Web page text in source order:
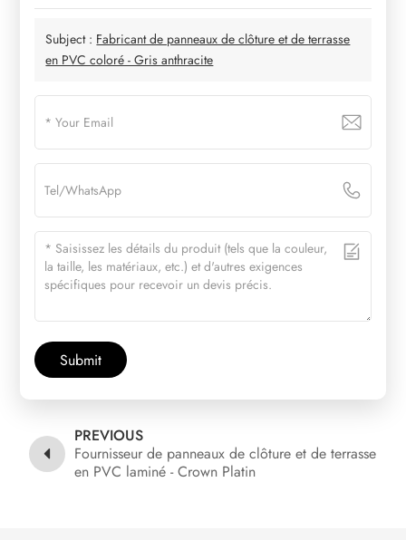
Subject : Fabricant de panneaux de clôture et de terrasse
en PVC coloré - Gris anthracite
Submit
PREVIOUS
Fournisseur de panneaux de clôture et de terrasse
en PVC laminé - Crown Platin